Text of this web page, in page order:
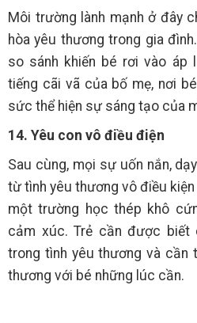
Môi trường lành mạnh ở đây
hòa yêu thương trong gia
so sánh khiến bé rơi vào áp
tiếng cãi vã của bố mẹ, nơi
sức thể hiện sự sáng tạo của
14. Yêu con vô điều điện
Sau cùng, mọi sự uốn nắn,
từ tình yêu thương vô điều
một trường học thép khô
cảm xúc. Trẻ cần được biết
trong tình yêu thương và cần
thương với bé những lúc cần.